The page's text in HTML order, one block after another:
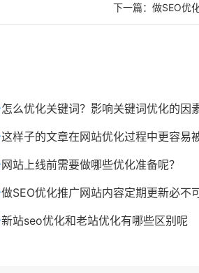
下一篇：做SEO优
怎么优化关键词？影响关键词优化的因
这样子的文章在网站优化过程中更容易
网站上线前需要做哪些优化准备呢？
做SEO优化推广网站内容定期更新必不
新站seo优化和老站优化有哪些区别呢